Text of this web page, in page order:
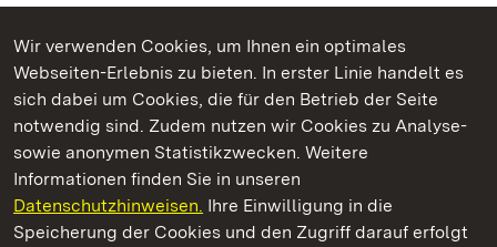
Wir verwenden Cookies, um Ihnen ein optimales
Webseiten-Erlebnis zu bieten. In erster Linie handelt es
sich dabei um Cookies, die für den Betrieb der Seite
notwendig sind. Zudem nutzen wir Cookies zu Analyse-
sowie anonymen Statistikzwecken. Weitere
Informationen finden Sie in unseren
Datenschutzhinweisen. Ihre Einwilligung in die
Speicherung der Cookies und den Zugriff darauf erfolgt
Kommen. Staunen. Genießen.
Residenzschloss Ludwigsburg